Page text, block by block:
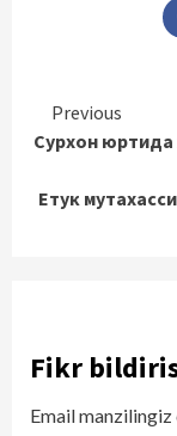
Continue
Reading
Previous
Сурхон
Етук
Fikr
Email